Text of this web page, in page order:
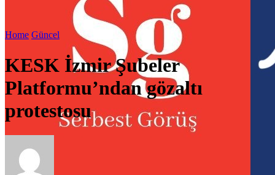
Home Güncel
KESK İzmir Şubeler
Platformu’ndan gözaltı
protestosu